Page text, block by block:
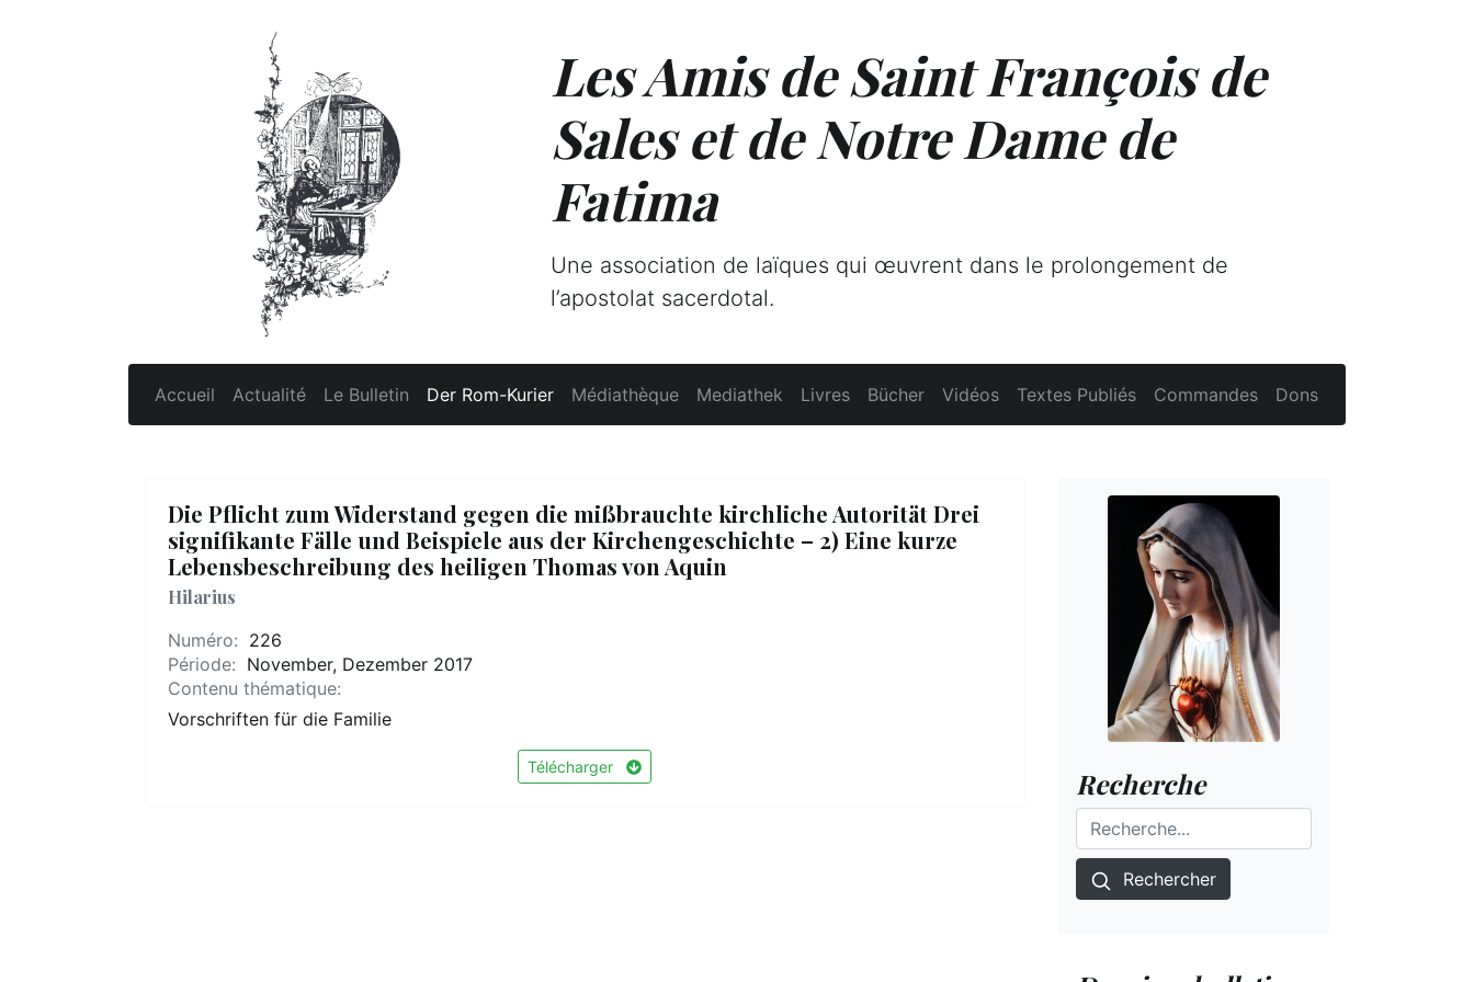
Les Amis de Saint François de
Sales et de Notre Dame de
Fatima
Une association de laïques qui œuvrent dans le prolongement de
l’apostolat sacerdotal.
Accueil Actualité Le Bulletin Der Rom-Kurier Médiathèque Mediathek Livres Bücher Vidéos Textes Publiés Commandes Dons
Die Pflicht zum Widerstand gegen die mißbrauchte kirchliche Autorität Drei
signifikante Fälle und Beispiele aus der Kirchengeschichte – 2) Eine kurze
Lebensbeschreibung des heiligen Thomas von Aquin
Hilarius
Numéro: 226
Période: November, Dezember 2017
Contenu thématique:
Vorschriften für die Familie
Télécharger Recherche
Rechercher